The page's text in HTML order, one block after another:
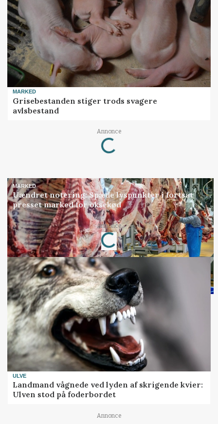
MARKED
Grisebestanden stiger trods svagere
avlsbestand
Annonce
Loading...
MARKED
Uændret notering: Spæde lyspunkter i fortsat
presset marked for oksekød
Annonce
Loading...
ULVE
Landmand vågnede ved lyden af skrigende kvier:
Ulven stod på foderbordet
Annonce